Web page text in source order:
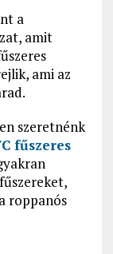
a
amit
ami az
szeretnénk
fűszeres
roppanós